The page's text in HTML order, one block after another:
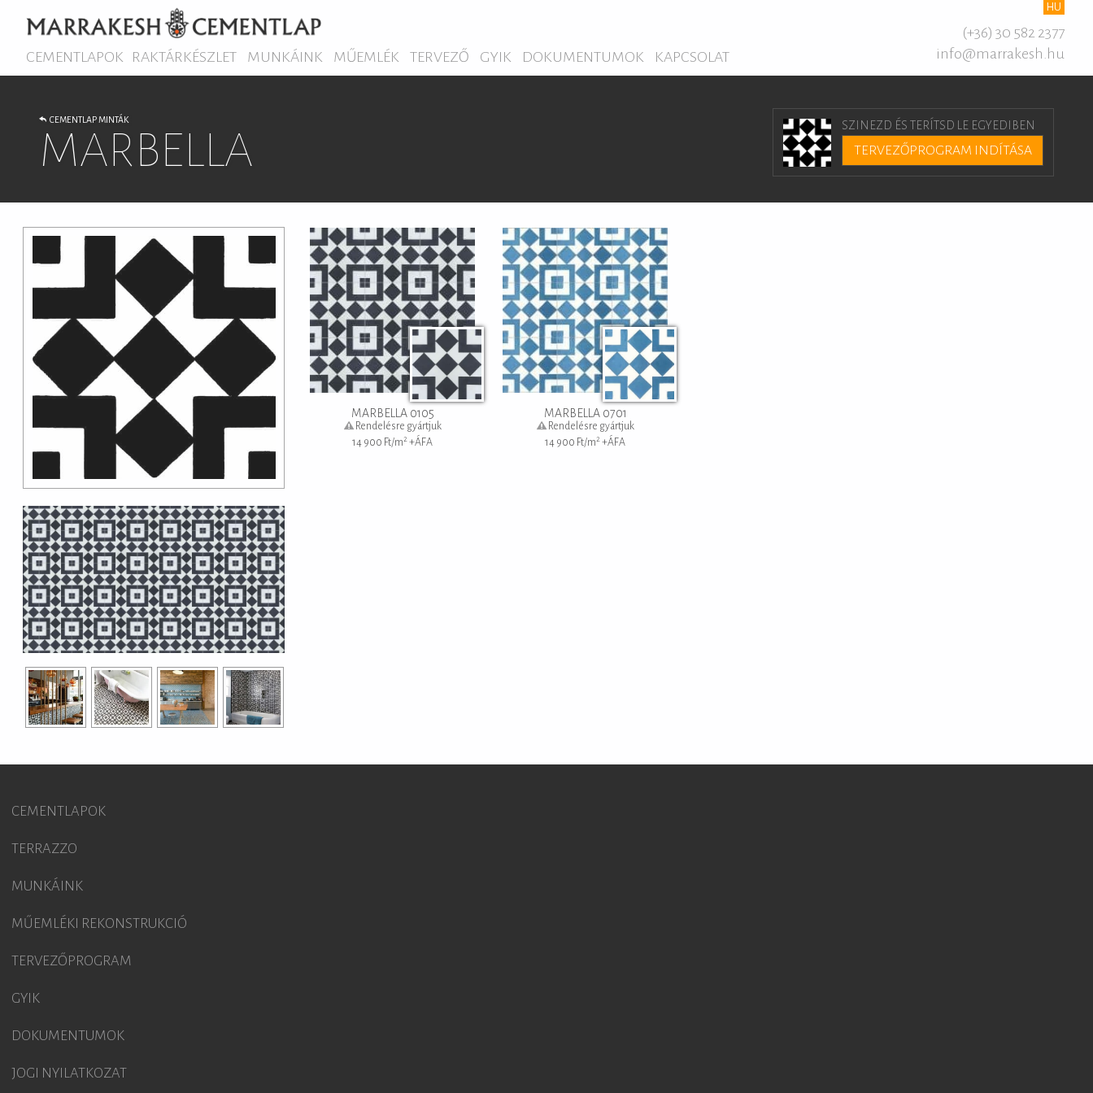
HU
CEMENTLAPOK RAKTÁRKÉSZLET MUNKÁINK MŰEMLÉK TERVEZŐ GYIK DOKUMENTUMOK KAPCSOLAT
(+36) 30 582 2377
info@marrakesh.hu
CEMENTLAP MINTÁK
MARBELLA SZINEZD ÉS TERÍTSD LE EGYEDIBEN
TERVEZŐPROGRAM INDÍTÁSA
MARBELLA 0105
Rendelésre gyártjuk
14 900 Ft/m2 +ÁFA
MARBELLA 0701
Rendelésre gyártjuk
14 900 Ft/m2 +ÁFA
CEMENTLAPOK
TERRAZZO
MUNKÁINK
MŰEMLÉKI REKONSTRUKCIÓ
TERVEZŐPROGRAM
GYIK
DOKUMENTUMOK
JOGI NYILATKOZAT